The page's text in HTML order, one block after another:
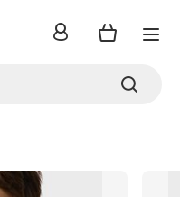
inloggen